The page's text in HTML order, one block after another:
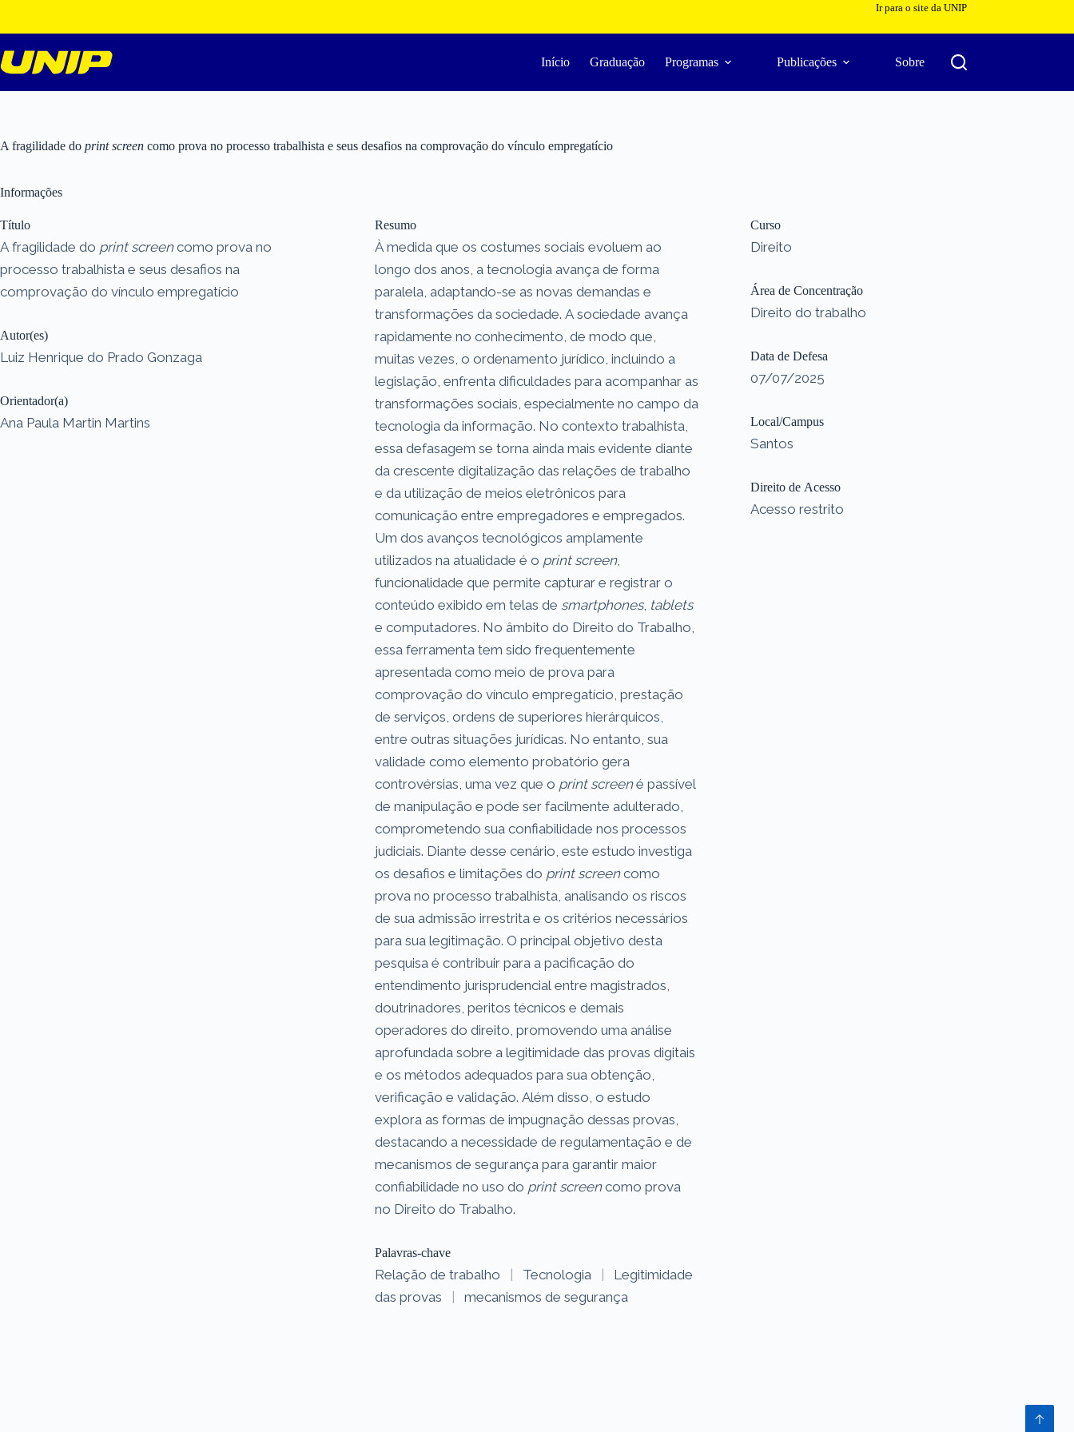
o
conteúdo
Ir para o site da UNIP
Início Graduação Programas Publicações Sobre
A fragilidade do print screen como prova no processo trabalhista e seus desafios na comprovação do vínculo empregatício
Informações
Título
A fragilidade do print screencomo prova no
processo trabalhista e seus desafios na
comprovação do vínculo empregatício
Autor(es)
Luiz Henrique do Prado Gonzaga
Orientador(a)
Ana Paula Martin Martins
Resumo
À medida que os costumes sociais evoluem ao
longo dos anos, a tecnologia avança de forma
paralela, adaptando-se as novas demandas e
transformações da sociedade. A sociedade avança
rapidamente no conhecimento, de modo que,
muitas vezes, o ordenamento jurídico, incluindo a
legislação, enfrenta dificuldades para acompanhar as
transformações sociais, especialmente no campo da
tecnologia da informação. No contexto trabalhista,
essa defasagem se torna ainda mais evidente diante
da crescente digitalização das relações de trabalho
e da utilização de meios eletrônicos para
comunicação entre empregadores e empregados.
Um dos avanços tecnológicos amplamente
utilizados na atualidade é o print screen,
funcionalidade que permite capturar e registrar o
conteúdo exibido em telas de smartphones, tablets
e computadores. No âmbito do Direito do Trabalho,
essa ferramenta tem sido frequentemente
apresentada como meio de prova para
comprovação do vínculo empregatício, prestação
de serviços, ordens de superiores hierárquicos,
entre outras situações jurídicas. No entanto, sua
validade como elemento probatório gera
controvérsias, uma vez que o print screené passível
de manipulação e pode ser facilmente adulterado,
comprometendo sua confiabilidade nos processos
judiciais. Diante desse cenário, este estudo investiga
os desafios e limitações do print screencomo
prova no processo trabalhista, analisando os riscos
de sua admissão irrestrita e os critérios necessários
para sua legitimação. O principal objetivo desta
pesquisa é contribuir para a pacificação do
entendimento jurisprudencial entre magistrados,
doutrinadores, peritos técnicos e demais
operadores do direito, promovendo uma análise
aprofundada sobre a legitimidade das provas digitais
e os métodos adequados para sua obtenção,
verificação e validação. Além disso, o estudo
explora as formas de impugnação dessas provas,
destacando a necessidade de regulamentação e de
mecanismos de segurança para garantir maior
confiabilidade no uso do print screencomo prova
no Direito do Trabalho.
Palavras-chave
Relação de trabalho | Tecnologia |
Legitimidade
das provas
| mecanismos de segurança
Curso
Direito
Área de Concentração
Direito do trabalho
Data de Defesa
07/07/2025
Local/Campus
Santos
Direito de Acesso
Acesso restrito